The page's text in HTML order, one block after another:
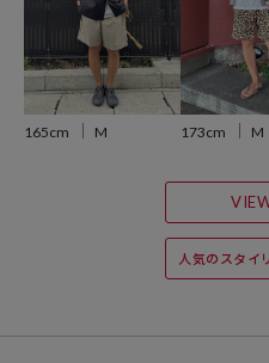
【サイト表記：タグ表記】
ベージュ：グレージュ
※掲載画像の商品の色味は、屋外
また表示のサイズ感と実物は若干
165cm M 173cm M
人気のスタイ